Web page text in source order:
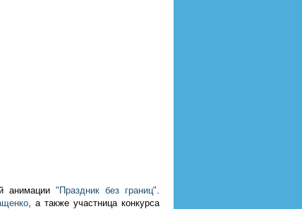
анимации "Праздник без границ"
, а также участница конкурса